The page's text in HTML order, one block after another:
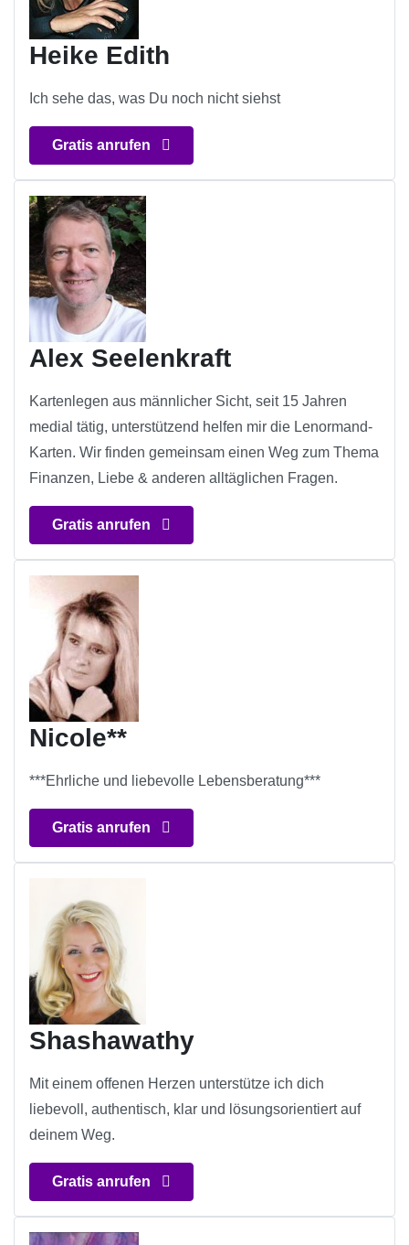
Heike Edith
Ich sehe das, was Du noch nicht siehst
Gratis anrufen
Alex Seelenkraft
Kartenlegen aus männlicher Sicht, seit 15 Jahren
medial tätig, unterstützend helfen mir die Lenormand-
Karten. Wir finden gemeinsam einen Weg zum Thema
Finanzen, Liebe & anderen alltäglichen Fragen.
Gratis anrufen
Nicole**
***Ehrliche und liebevolle Lebensberatung***
Gratis anrufen
Shashawathy
Mit einem offenen Herzen unterstütze ich dich
liebevoll, authentisch, klar und lösungsorientiert auf
deinem Weg.
Gratis anrufen